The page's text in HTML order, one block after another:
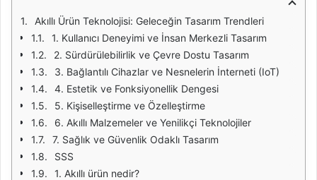
Akıllı Ürün Teknolojisi: Geleceğin Tasarım Trendleri
1. Kullanıcı Deneyimi ve İnsan Merkezli Tasarım
2. Sürdürülebilirlik ve Çevre Dostu Tasarım
3. Bağlantılı Cihazlar ve Nesnelerin İnterneti (IoT)
4. Estetik ve Fonksiyonellik Dengesi
5. Kişiselleştirme ve Özelleştirme
6. Akıllı Malzemeler ve Yenilikçi Teknolojiler
7. Sağlık ve Güvenlik Odaklı Tasarım
SSS
1. Akıllı ürün nedir?